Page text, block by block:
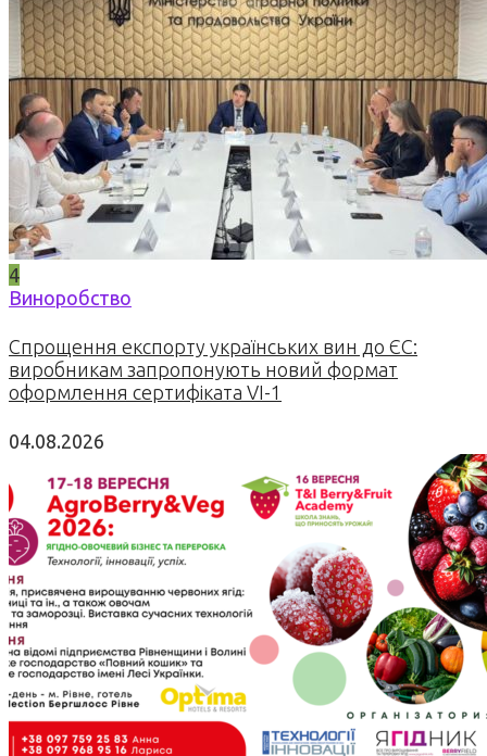
4
Виноробство
Спрощення експорту українських вин до ЄС:
виробникам запропонують новий формат
оформлення сертифіката VI-1
04.08.2026